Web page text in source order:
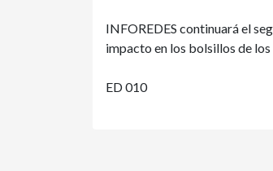
INFOREDES continuará el
impacto en los bolsillos de
ED 010